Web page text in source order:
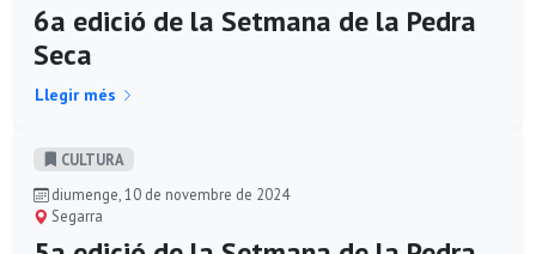
6a edició de la Setmana de la Pedra
Seca
Llegir més
CULTURA
diumenge, 10 de novembre de 2024
Segarra